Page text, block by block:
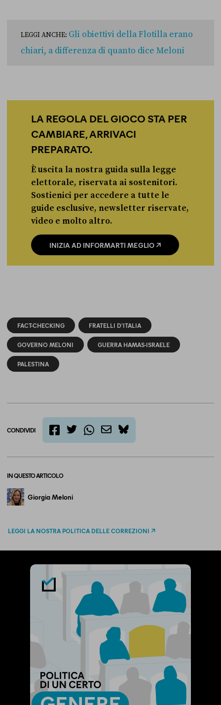
LEGGI ANCHE: Gli obiettivi della Flotilla erano
chiari, a differenza di quanto dice Meloni
LA REGOLA DEL GIOCO STA PER
CAMBIARE, ARRIVACI
PREPARATO.
È uscita la nostra guida sulla legge
elettorale, riservata ai sostenitori.
Sostienici per accedere a tutte le
guide esclusive, newsletter riservate,
video e molto altro.
INIZIA AD INFORMARTI MEGLIO
FACT-CHECKING FRATELLI D'ITALIA
GOVERNO MELONI GUERRA HAMAS-ISRAELE
PALESTINA
CONDIVIDI
bluesky
IN QUESTO ARTICOLO
Giorgia Meloni
LEGGI LA NOSTRA POLITICA DELLE CORREZIONI